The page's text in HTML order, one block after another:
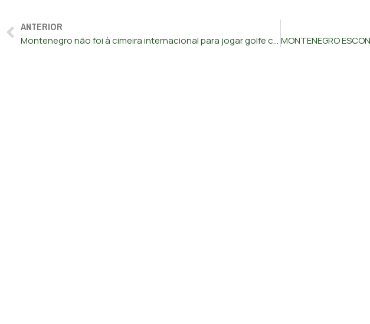
ANTERIOR
Montenegro não foi à cimeira internacional para jogar golfe com o dono da Solverde